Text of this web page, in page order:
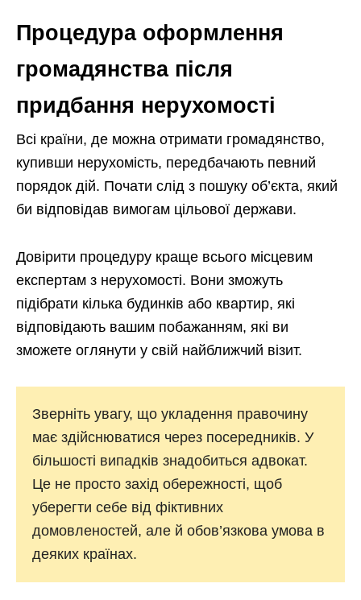
Процедура оформлення
громадянства після
придбання нерухомості
Всі країни, де можна отримати громадянство,
купивши нерухомість, передбачають певний
порядок дій. Почати слід з пошуку об’єкта, який
би відповідав вимогам цільової держави.
Довірити процедуру краще всього місцевим
експертам з нерухомості. Вони зможуть
підібрати кілька будинків або квартир, які
відповідають вашим побажанням, які ви
зможете оглянути у свій найближчий візит.
Зверніть увагу, що укладення правочину
має здійснюватися через посередників. У
більшості випадків знадобиться адвокат.
Це не просто захід обережності, щоб
уберегти себе від фіктивних
домовленостей, але й обов’язкова умова в
деяких країнах.